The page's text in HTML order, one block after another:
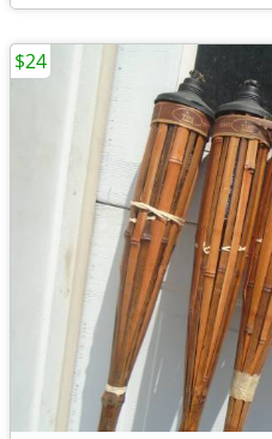
$24